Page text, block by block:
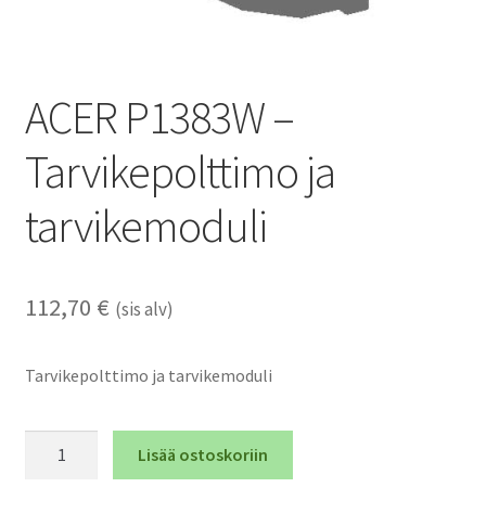
ACER P1383W –
Tarvikepolttimo ja
tarvikemoduli
112,70 € (sis alv)
Tarvikepolttimo ja tarvikemoduli
Lisää ostoskoriin